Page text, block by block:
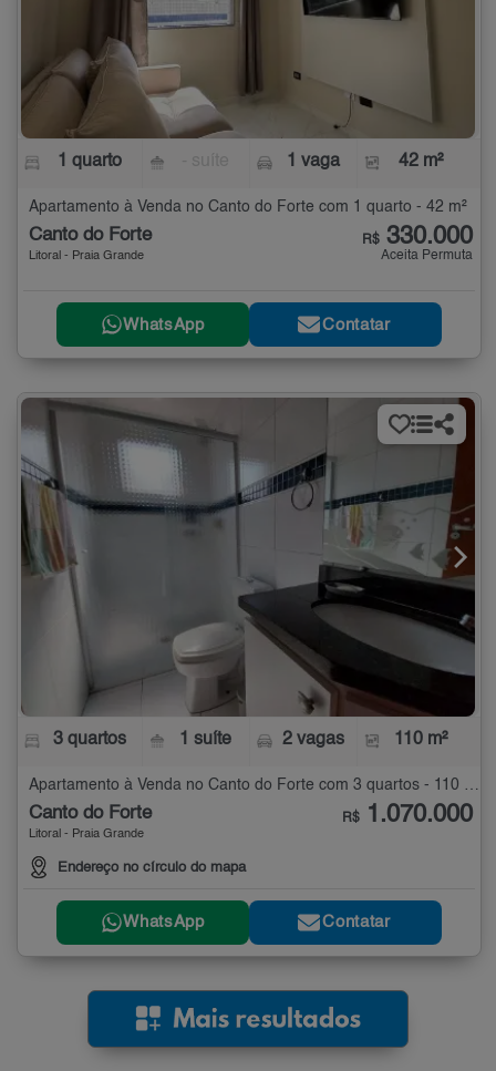
1 quarto 1 vaga 42 m²
Apartamento à Venda no Canto do Forte com 1 quarto - 42 m²
Canto do Forte
Litoral - Praia Grande
R$ 330.000
Aceita Permuta
WhatsApp Contatar
3 quartos 1 suíte 2 vagas 110 m²
Apartamento à Venda no Canto do Forte com 3 quartos - 110 m²
Canto do Forte
Litoral - Praia Grande
Endereço no círculo do mapa
R$ 1.070.000
WhatsApp Contatar